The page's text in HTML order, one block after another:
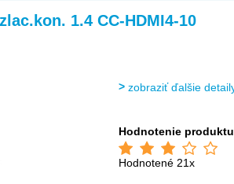
1.4 CC-HDMI4-10
zobraziť ďalšie
Hodnotenie produktu
Hodnotené 21x